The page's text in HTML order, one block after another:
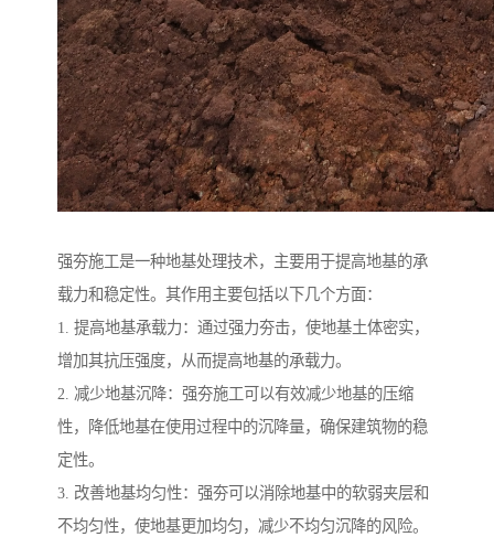
强夯施工是一种地基处理技术，主要用于提高地基的承
载力和稳定性。其作用主要包括以下几个方面：
1. 提高地基承载力：通过强力夯击，使地基土体密实，
增加其抗压强度，从而提高地基的承载力。
2. 减少地基沉降：强夯施工可以有效减少地基的压缩
性，降低地基在使用过程中的沉降量，确保建筑物的稳
定性。
3. 改善地基均匀性：强夯可以消除地基中的软弱夹层和
不均匀性，使地基更加均匀，减少不均匀沉降的风险。